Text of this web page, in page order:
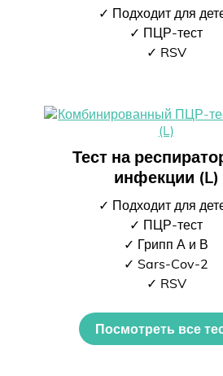
✓ Подходит для
✓ ПЦР-тест
✓ RSV
Тест на
инфекции (L)
✓ Подходит для
✓ ПЦР-тест
✓ Грипп А и В
✓ Sars-Cov-2
✓ RSV
Посмотреть все